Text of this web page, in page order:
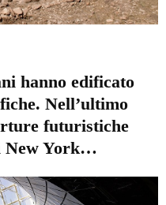
hanno edificato
Nell’ultimo
futuristiche
New York…